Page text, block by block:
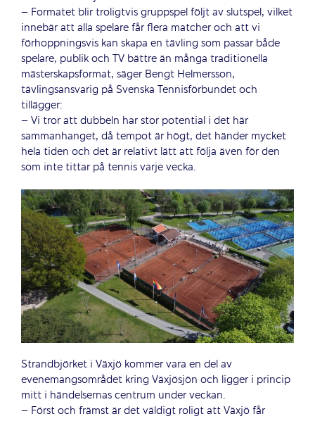
– Formatet blir troligtvis gruppspel följt av slutspel, vilket
innebär att alla spelare får flera matcher och att vi
förhoppningsvis kan skapa en tävling som passar både
spelare, publik och TV bättre än många traditionella
mästerskapsformat, säger Bengt Helmersson,
tävlingsansvarig på Svenska Tennisförbundet och
tillägger:
– Vi tror att dubbeln har stor potential i det här
sammanhanget, då tempot är högt, det händer mycket
hela tiden och det är relativt lätt att följa även för den
som inte tittar på tennis varje vecka.
Strandbjörket i Växjö kommer vara en del av
evenemangsområdet kring Växjösjön och ligger i princip
mitt i händelsernas centrum under veckan.
– Först och främst är det väldigt roligt att Växjö får